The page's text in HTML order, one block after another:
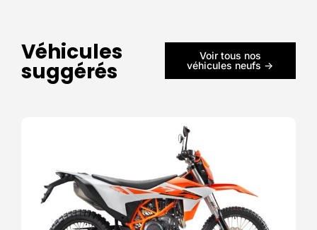
Véhicules
suggérés
Voir tous nos
véhicules neufs ->